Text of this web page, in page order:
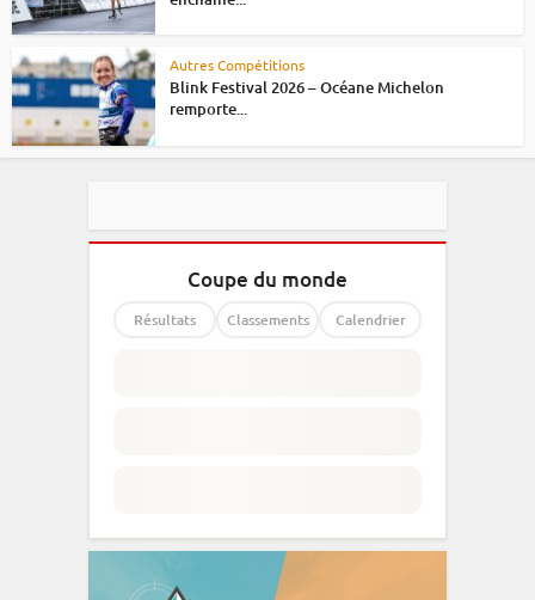
Autres Compétitions
Blink Festival 2026 – Océane Michelon
remporte...
Coupe du monde
Résultats Classements Calendrier